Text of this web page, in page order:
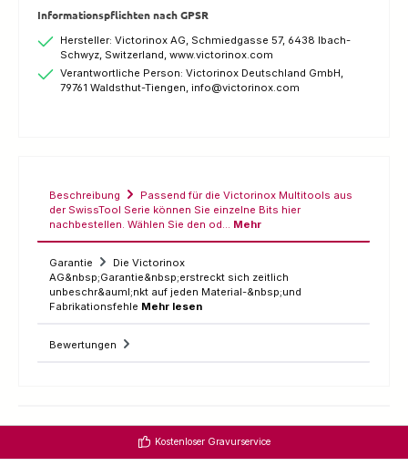
Informationspflichten nach GPSR
Hersteller: Victorinox AG, Schmiedgasse 57, 6438 Ibach-
Schwyz, Switzerland, www.victorinox.com
Verantwortliche Person: Victorinox Deutschland GmbH,
79761 Waldsthut-Tiengen, info@victorinox.com
Beschreibung
Passend für die Victorinox Multitools aus
der SwissTool Serie können Sie einzelne Bits hier
nachbestellen. Wählen Sie den od… Mehr
Garantie
Die Victorinox
AG&nbsp;Garantie&nbsp;erstreckt sich zeitlich
unbeschr&auml;nkt auf jeden Material-&nbsp;und
Fabrikationsfehle Mehr lesen
Bewertungen
Kostenloser Gravurservice